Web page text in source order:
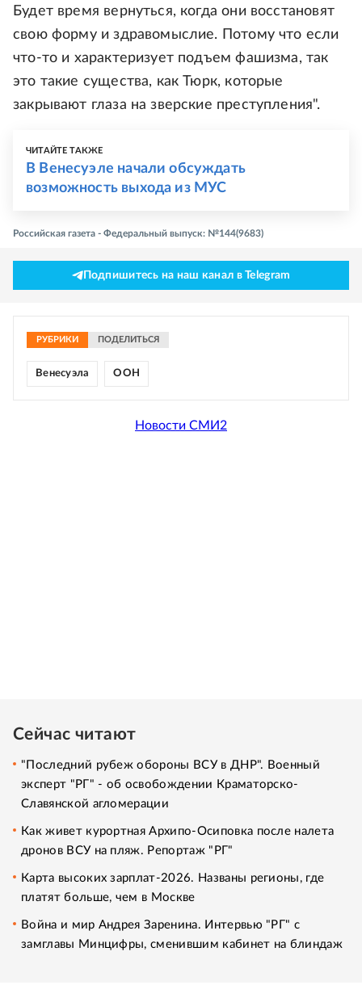
Будет время вернуться, когда они восстановят
свою форму и здравомыслие. Потому что если
что-то и характеризует подъем фашизма, так
это такие существа, как Тюрк, которые
закрывают глаза на зверские преступления".
ЧИТАЙТЕ ТАКЖЕ
В Венесуэле начали обсуждать
возможность выхода из МУС
Российская газета - Федеральный выпуск: №144(9683)
Подпишитесь на наш канал в Telegram
РУБРИКИ ПОДЕЛИТЬСЯ
Венесуэла ООН
Новости СМИ2
Сейчас читают
"Последний рубеж обороны ВСУ в ДНР". Военный
эксперт "РГ" - об освобождении Краматорско-
Славянской агломерации
Как живет курортная Архипо-Осиповка после налета
дронов ВСУ на пляж. Репортаж "РГ"
Карта высоких зарплат-2026. Названы регионы, где
платят больше, чем в Москве
Война и мир Андрея Заренина. Интервью "РГ" с
замглавы Минцифры, сменившим кабинет на блиндаж